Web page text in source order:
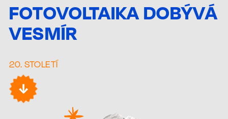
FOTOVOLTAIKA DOBÝVÁ
VESMÍR
20. STOLETÍ